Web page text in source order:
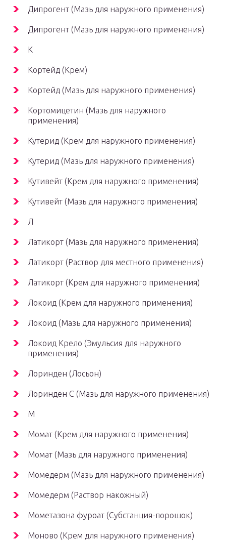
Дипрогент (Мазь для наружного применения)
Дипрогент (Мазь для наружного применения)
К
Кортейд (Крем)
Кортейд (Мазь для наружного применения)
Кортомицетин (Мазь для наружного
применения)
Кутерид (Крем для наружного применения)
Кутерид (Мазь для наружного применения)
Кутивейт (Крем для наружного применения)
Кутивейт (Мазь для наружного применения)
Л
Латикорт (Мазь для наружного применения)
Латикорт (Раствор для местного применения)
Латикорт (Крем для наружного применения)
Локоид (Крем для наружного применения)
Локоид (Мазь для наружного применения)
Локоид Крело (Эмульсия для наружного
применения)
Лоринден (Лосьон)
Лоринден C (Мазь для наружного применения)
М
Момат (Крем для наружного применения)
Момат (Мазь для наружного применения)
Момедерм (Мазь для наружного применения)
Момедерм (Раствор накожный)
Мометазона фуроат (Субстанция-порошок)
Моново (Крем для наружного применения)